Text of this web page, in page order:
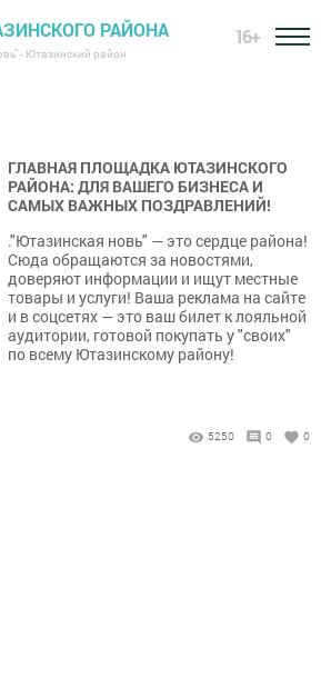
РАЙОНА
- Ютазинский район
16+
ГЛАВНАЯ ПЛОЩАДКА ЮТАЗИНСКОГО
РАЙОНА: ДЛЯ ВАШЕГО БИЗНЕСА И
САМЫХ ВАЖНЫХ ПОЗДРАВЛЕНИЙ!
."Ютазинская новь" — это сердце района!
Сюда обращаются за новостями,
доверяют информации и ищут местные
товары и услуги! Ваша реклама на сайте
и в соцсетях — это ваш билет к лояльной
аудитории, готовой покупать у "своих"
по всему Ютазинскому району!
5250 0 0